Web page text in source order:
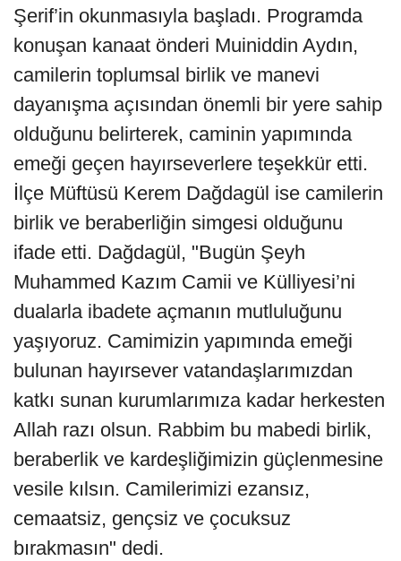
Şerif’in okunmasıyla başladı. Programda
konuşan kanaat önderi Muiniddin Aydın,
camilerin toplumsal birlik ve manevi
dayanışma açısından önemli bir yere sahip
olduğunu belirterek, caminin yapımında
emeği geçen hayırseverlere teşekkür etti.
İlçe Müftüsü Kerem Dağdagül ise camilerin
birlik ve beraberliğin simgesi olduğunu
ifade etti. Dağdagül, "Bugün Şeyh
Muhammed Kazım Camii ve Külliyesi’ni
dualarla ibadete açmanın mutluluğunu
yaşıyoruz. Camimizin yapımında emeği
bulunan hayırsever vatandaşlarımızdan
katkı sunan kurumlarımıza kadar herkesten
Allah razı olsun. Rabbim bu mabedi birlik,
beraberlik ve kardeşliğimizin güçlenmesine
vesile kılsın. Camilerimizi ezansız,
cemaatsiz, gençsiz ve çocuksuz
bırakmasın" dedi.